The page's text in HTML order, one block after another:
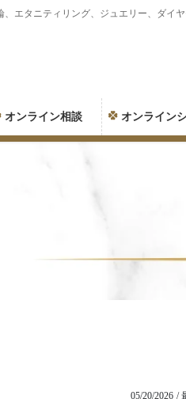
エタニティリング、ジュエリー、ダイ
オンライン相談 オンライン
05/20/2026 /